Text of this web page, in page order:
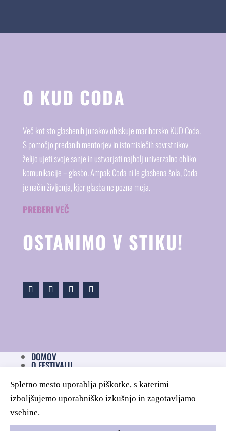
Spletno mesto uporablja piškotke, s katerimi
izboljšujemo uporabniško izkušnjo in zagotavljamo
vsebine.
O KUD CODA
Več kot sto glasbenih junakov obiskuje mariborsko KUD Coda.
S pomočjo predanih mentorjev in istomislečih sovrstnikov
želijo ujeti svoje sanje in ustvarjati najbolj univerzalno obliko
komunikacije – glasbo. Ampak Coda ni le glasbena šola, Coda
je način življenja, kjer glasba ne pozna meja.
PREBERI VEČ
OSTANIMO V STIKU!
DOMOV
O FESTIVALU
ZASEBNOST
PIŠKOTKI
IZJAVA O DOSTOPNOSTI
KONTAKT